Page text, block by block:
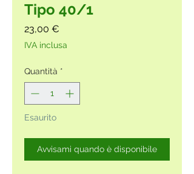
Tipo 40/1
23,00 €
IVA inclusa
Quantità *
Esaurito
Avvisami quando è disponibile